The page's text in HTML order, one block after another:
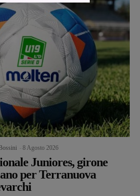
8 Agosto 2026
Juniores, girone
per Terranuova